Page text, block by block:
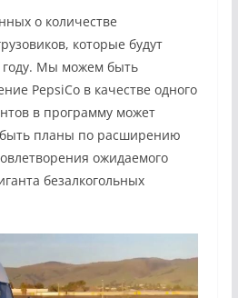
о количестве
которые будут
году. Мы можем быть
PepsiCo в качестве одного
в программу может
быть планы по расширению
ожидаемого
безалкогольных